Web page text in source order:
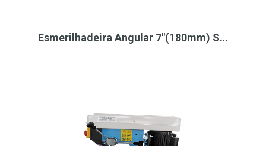
Esmerilhadeira Angular 7"(180mm) S…